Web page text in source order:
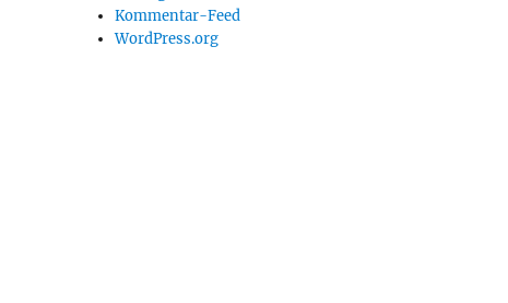
Kommentar-Feed
WordPress.org